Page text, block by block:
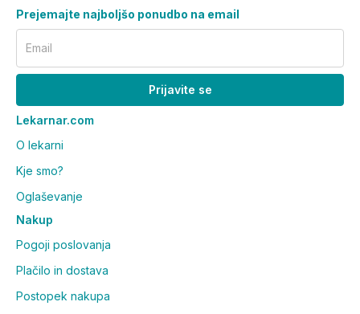
Prejemajte najboljšo ponudbo na email
Email
Prijavite se
Lekarnar.com
O lekarni
Kje smo?
Oglaševanje
Nakup
Pogoji poslovanja
Plačilo in dostava
Postopek nakupa